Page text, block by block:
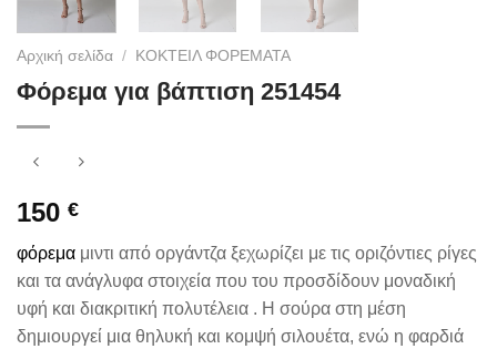
Αρχική σελίδα / ΚΟΚΤΕΙΛ ΦΟΡΕΜΑΤΑ
Φόρεμα για βάπτιση 251454
150 €
φόρεμα μιντι από οργάντζα ξεχωρίζει με τις οριζόντιες ρίγες
και τα ανάγλυφα στοιχεία που του προσδίδουν μοναδική
υφή και διακριτική πολυτέλεια . Η σούρα στη μέση
δημιουργεί μια θηλυκή και κομψή σιλουέτα, ενώ η φαρδιά